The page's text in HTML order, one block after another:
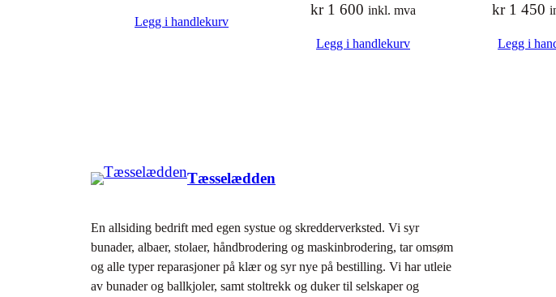
e
i
Legg i handlekurv
kr1 600 inkl. mva
Legg i handlekurv
kr1 450
Legg i
Tæsselædden
En allsiding bedrift med egen systue og skredderverksted. Vi syr
bunader, albaer, stolaer, håndbrodering og maskinbrodering, tar omsøm
og alle typer reparasjoner på klær og syr nye på bestilling. Vi har utleie
av bunader og ballkjoler, samt stoltrekk og duker til selskaper og